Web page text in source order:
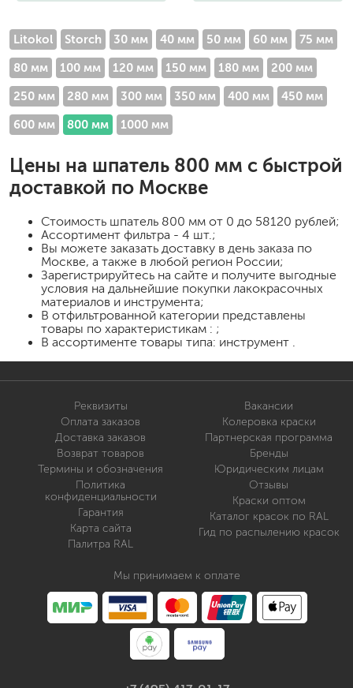
Litokol Storch 30 мм 40 мм 50 мм 60 мм 75 мм
80 мм 100 мм 120 мм 150 мм 180 мм 200 мм
250 мм 280 мм 300 мм 350 мм 400 мм 450 мм
600 мм 800 мм 1000 мм
Цены на шпатель 800 мм с быстрой
доставкой по Москве
Стоимость шпатель 800 мм от 0 до 58120 рублей;
Ассортимент фильтра - 4 шт.;
Вы можете заказать доставку в день заказа по
Москве, а также в любой регион России;
Зарегистрируйтесь на сайте и получите выгодные
условия на дальнейшие покупки лакокрасочных
материалов и инструмента;
В отфильтрованной категории представлены
товары по характеристикам : ;
В ассортименте товары типа: инструмент .
Реквизиты
Оплата заказов
Доставка заказов
Возврат товаров
Термины и обозначения
Политика
конфиденциальности
Гарантия
Карта сайта
Палитра RAL
Вакансии
Колеровка краски
Партнерская программа
Бренды
Юридическим лицам
Отзывы
Краски оптом
Каталог красок по RAL
Гид по распылению красок
Мы принимаем к оплате